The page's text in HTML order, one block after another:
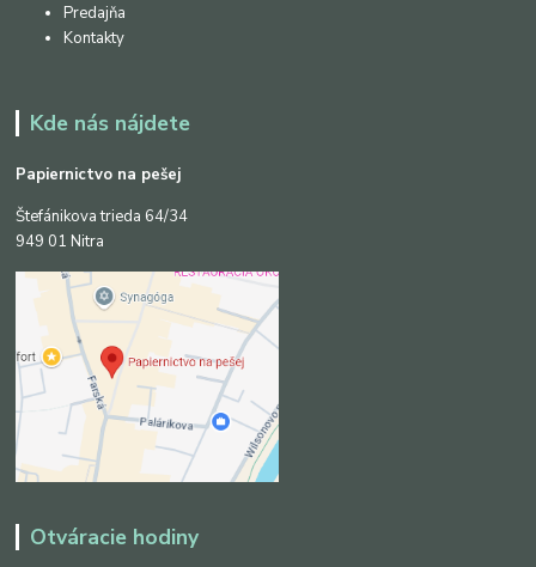
Predajňa
Kontakty
Kde nás nájdete
Papiernictvo na pešej
Štefánikova trieda 64/34
949 01 Nitra
Otváracie hodiny